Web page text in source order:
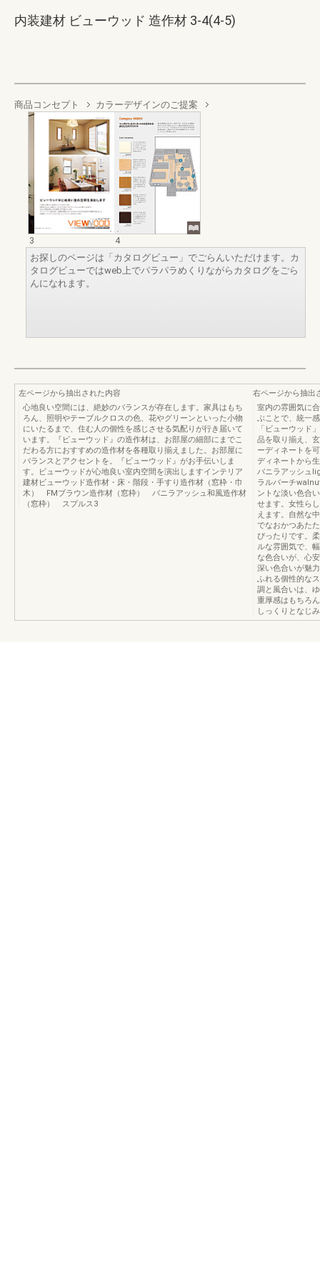
内装建材 ビューウッド 造作材 3-4(4-5)
商品コンセプト カラーデザインのご提案
3
4
お探しのページは「カタログビュー」でごらんいただけます。カ
タログビューではweb上でパラパラめくりながらカタログをごら
んになれます。
左ページから抽出された内容
心地良い空間には、絶妙のバランスが存在します。家具はもち
ろん、照明やテーブルクロスの色、花やグリーンといった小物
にいたるまで、住む人の個性を感じさせる気配りが行き届いて
います。『ビューウッド』の造作材は、お部屋の細部にまでこ
だわる方におすすめの造作材を各種取り揃えました。お部屋に
バランスとアクセントを。『ビューウッド』がお手伝いしま
す。ビューウッドが心地良い室内空間を演出しますインテリア
建材ビューウッド造作材・床・階段・手すり造作材（窓枠・巾
木） FMブラウン造作材（窓枠） バニラアッシュ和風造作材
（窓枠） スプルス3
右ページから抽出
室内の雰囲気に
ぶことで、統一
「ビューウッド
品を取り揃え、
ーディネートを
ディネートから
バニラアッシュ
ラルバーチ
ントな淡い色合
せます。女性ら
えます。自然な
でなおかつあた
ぴったりです。
ルな雰囲気で、
な色合いが、心
深い色合いが魅
ふれる個性的な
調と風合いは、
重厚感はもちろ
しっくりとなじ